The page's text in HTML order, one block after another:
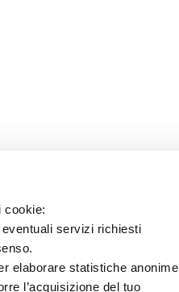
cookie:
servizi richiesti
elaborare statistiche anonime
l’acquisizione del tuo